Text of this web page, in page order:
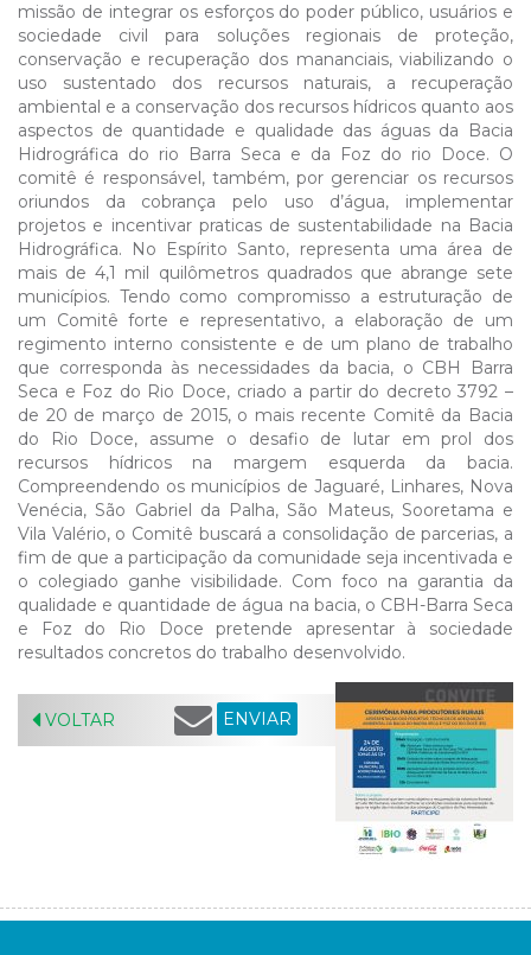
missão de integrar os esforços do poder público, usuários e
sociedade civil para soluções regionais de proteção,
conservação e recuperação dos mananciais, viabilizando o
uso sustentado dos recursos naturais, a recuperação
ambiental e a conservação dos recursos hídricos quanto aos
aspectos de quantidade e qualidade das águas da Bacia
Hidrográfica do rio Barra Seca e da Foz do rio Doce. O
comitê é responsável, também, por gerenciar os recursos
oriundos da cobrança pelo uso d’água, implementar
projetos e incentivar praticas de sustentabilidade na Bacia
Hidrográfica. No Espírito Santo, representa uma área de
mais de 4,1 mil quilômetros quadrados que abrange sete
municípios. Tendo como compromisso a estruturação de
um Comitê forte e representativo, a elaboração de um
regimento interno consistente e de um plano de trabalho
que corresponda às necessidades da bacia, o CBH Barra
Seca e Foz do Rio Doce, criado a partir do decreto 3792 –
de 20 de março de 2015, o mais recente Comitê da Bacia
do Rio Doce, assume o desafio de lutar em prol dos
recursos hídricos na margem esquerda da bacia.
Compreendendo os municípios de Jaguaré, Linhares, Nova
Venécia, São Gabriel da Palha, São Mateus, Sooretama e
Vila Valério, o Comitê buscará a consolidação de parcerias, a
fim de que a participação da comunidade seja incentivada e
o colegiado ganhe visibilidade. Com foco na garantia da
qualidade e quantidade de água na bacia, o CBH-Barra Seca
e Foz do Rio Doce pretende apresentar à sociedade
resultados concretos do trabalho desenvolvido.
VOLTAR ENVIAR